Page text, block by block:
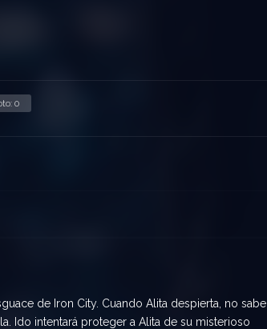
0
de Iron City. Cuando Alita despierta, no sabe
Ido intentará proteger a Alita de su misterioso